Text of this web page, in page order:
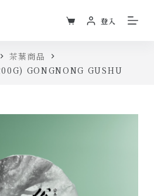
登入
首 茶葉商品
GONGNONG GUSHU